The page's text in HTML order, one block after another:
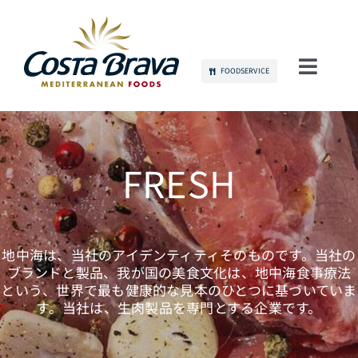
content
FOODSERVICE
当社について
持続可能性
製品
コミュニケーション
雇用
FRESH
地中海は、当社のアイデンティティそのものです。当社の
ブランドと製品、我が国の美食文化は、地中海食事療法
という、世界で最も健康的な見本のひとつに基づいていま
す。当社は、生肉製品を専門とする企業です。